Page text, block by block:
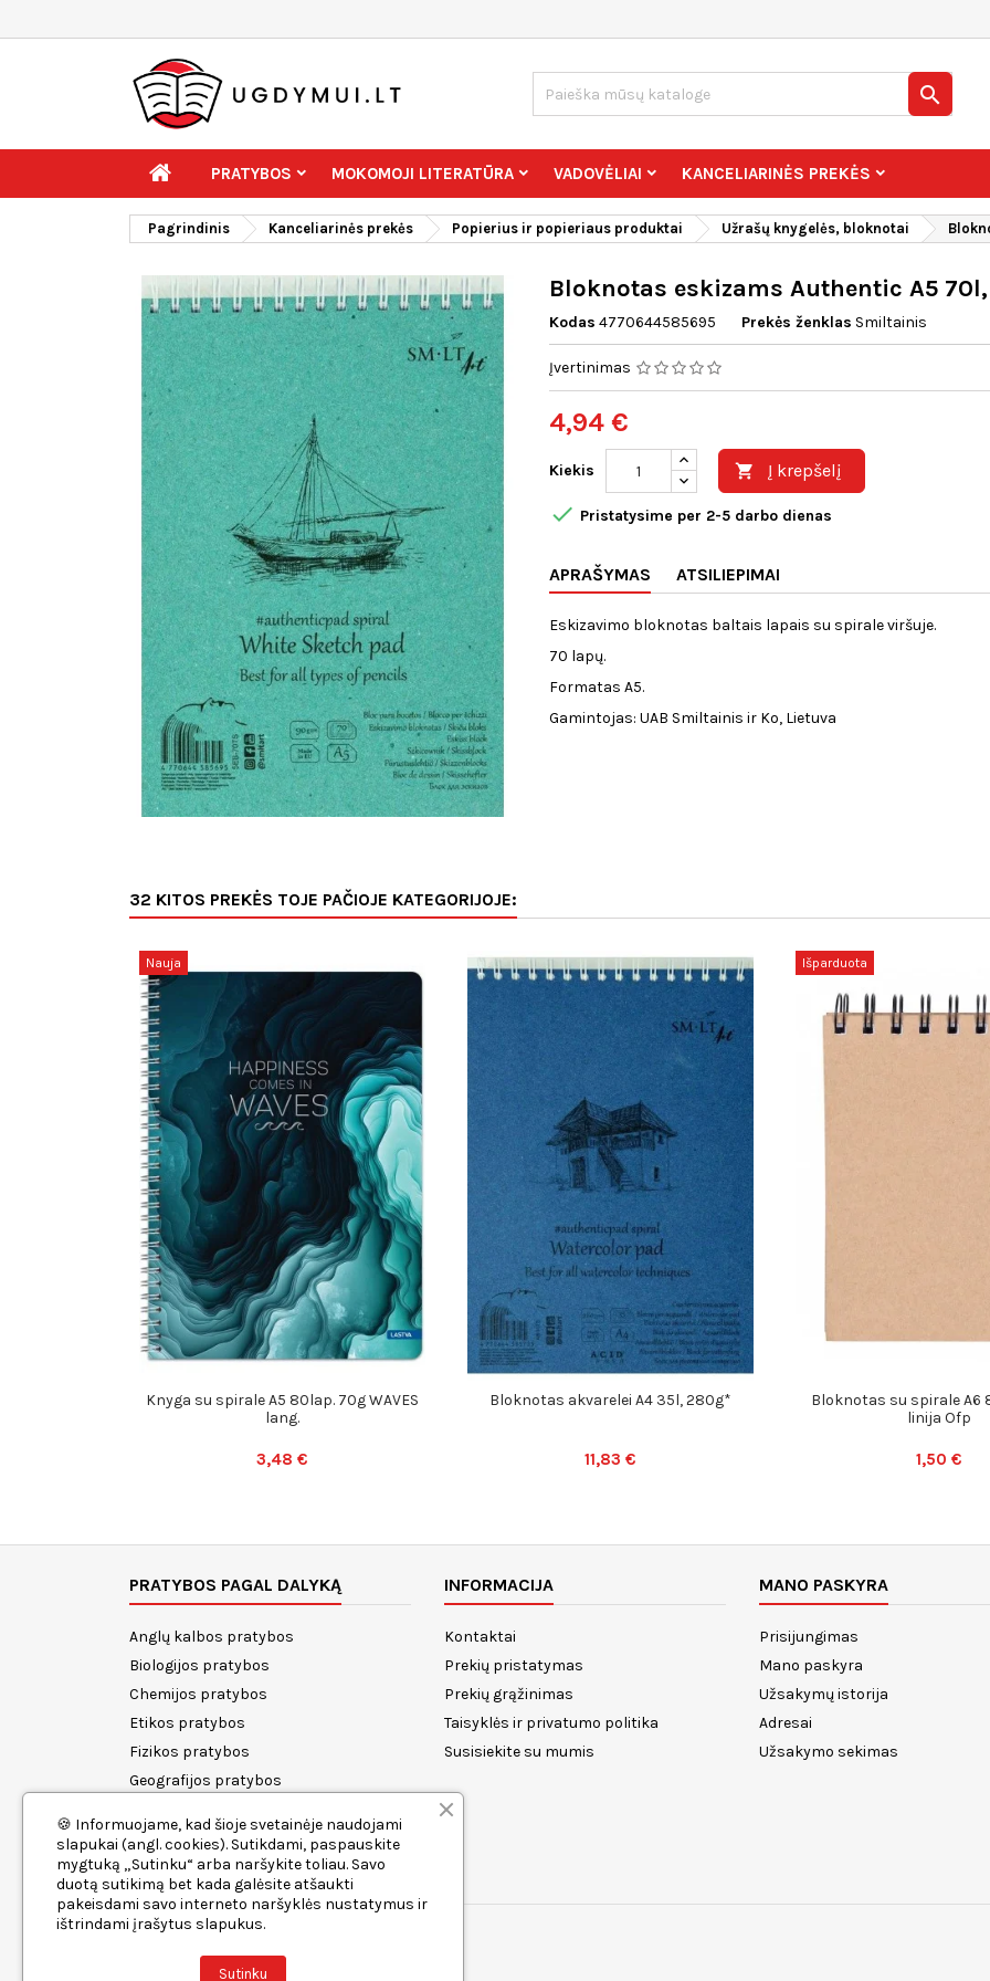

PRATYBOS MOKOMOJI LITERATŪRA VADOVĖLIAI KANCELIARINĖS PREKĖS
Pagrindinis Kanceliarinės prekės Popierius ir popieriaus produktai Užrašų knygelės, bloknotai
Bloknotas eskizams Authentic A5
Kodas 4770644585695 Prekės ženklas Smiltainis
Įvertinimas
4,94 €
Kiekis  Į krepšelį
 Pristatysime per 2-5 darbo dienas
APRAŠYMAS ATSILIEPIMAI
Eskizavimo bloknotas baltais lapais su spirale viršuje.
70 lapų.
Formatas A5.
Gamintojas: UAB Smiltainis ir Ko, Lietuva
32 KITOS PREKĖS TOJE PAČIOJE KATEGORIJOJE:
Nauja
Knyga su spirale A5 80lap. 70g WAVES
lang.
3,48 €
Bloknotas akvarelei A4 35l, 280g*
11,83 €
Išparduota
Bloknotas su spirale A6
linija Ofp
1,50 €
PRATYBOS PAGAL DALYKĄ
Anglų kalbos pratybos
Biologijos pratybos
Chemijos pratybos
Etikos pratybos
Fizikos pratybos
Geografijos pratybos
Lietuvių kalbos pratybos
Matematikos pratybos
INFORMACIJA
Kontaktai
Prekių pristatymas
Prekių grąžinimas
Taisyklės ir privatumo politika
Susisiekite su mumis
MANO PASKYRA
Prisijungimas
Mano paskyra
Užsakymų istorija
Adresai
Užsakymo sekimas
🍪 Informuojame, kad šioje svetainėje naudojami
slapukai (angl. cookies). Sutikdami, paspauskite
mygtuką „Sutinku“ arba naršykite toliau. Savo
duotą sutikimą bet kada galėsite atšaukti
pakeisdami savo interneto naršyklės nustatymus ir
ištrindami įrašytus slapukus.
Sutinku